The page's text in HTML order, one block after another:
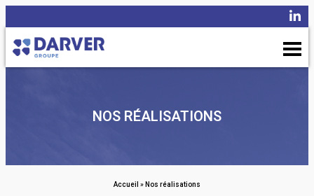
NOS RÉALISATIONS
Accueil » Nos réalisations